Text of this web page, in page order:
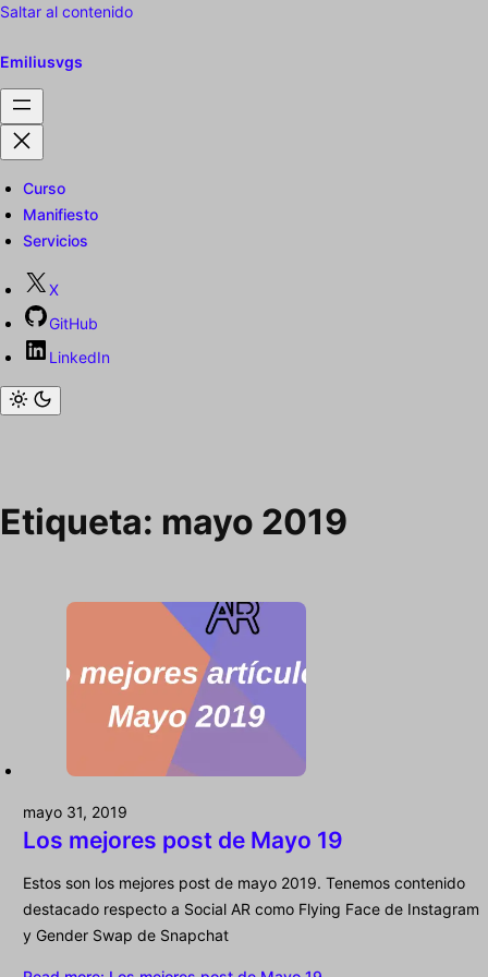
Saltar al contenido
Emiliusvgs
Curso
Manifiesto
Servicios
X
GitHub
LinkedIn
Etiqueta: mayo 2019
mayo 31, 2019
Los mejores post de Mayo 19
Estos son los mejores post de mayo 2019. Tenemos contenido
destacado respecto a Social AR como Flying Face de Instagram
y Gender Swap de Snapchat